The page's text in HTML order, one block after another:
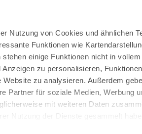
Nutzung von Cookies und ähnlichen
Funktionen wie
einige Funktionen nicht in
zu personalisieren,
zu analysieren. Außerdem
Partner für soziale Medien, Werbung
mit weiteren Daten
Unsere Haltung zu
Impressum